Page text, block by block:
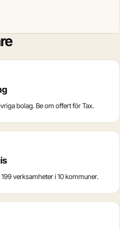
bolag. Be om offert för Tax.
verksamheter i 10 kommuner.